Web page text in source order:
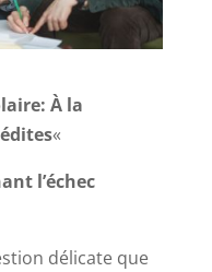
À la
«
l’échec
délicate que